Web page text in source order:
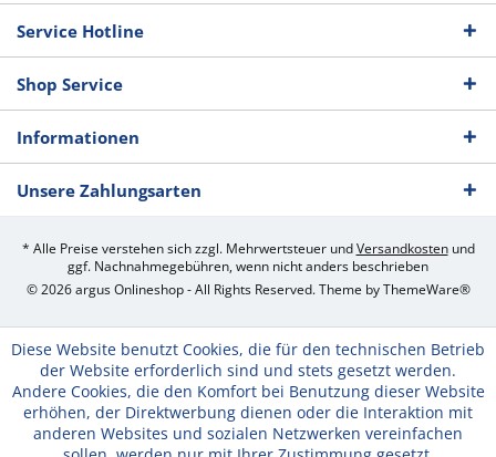
Service Hotline
Shop Service
Informationen
Unsere Zahlungsarten
* Alle Preise verstehen sich zzgl. Mehrwertsteuer undVersandkostenund
ggf. Nachnahmegebühren, wenn nicht anders beschrieben
© 2026 argus Onlineshop - All Rights Reserved. Theme byThemeWare®
Diese Website benutzt Cookies, die für den technischen Betrieb
der Website erforderlich sind und stets gesetzt werden.
Andere Cookies, die den Komfort bei Benutzung dieser Website
erhöhen, der Direktwerbung dienen oder die Interaktion mit
anderen Websites und sozialen Netzwerken vereinfachen